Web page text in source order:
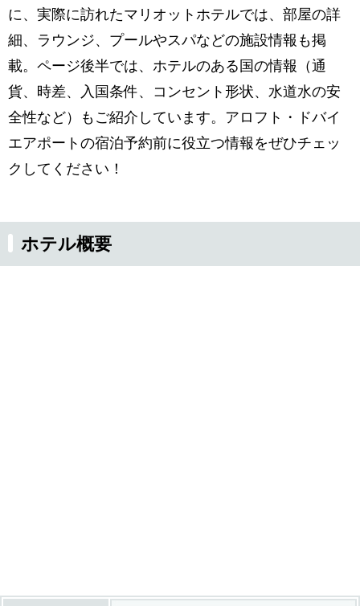
に、実際に訪れたマリオットホテルでは、部屋の詳
細、ラウンジ、プールやスパなどの施設情報も掲
載。ページ後半では、ホテルのある国の情報（通
貨、時差、入国条件、コンセント形状、水道水の安
全性など）もご紹介しています。アロフト・ドバイ
エアポートの宿泊予約前に役立つ情報をぜひチェッ
クしてください！
ホテル概要